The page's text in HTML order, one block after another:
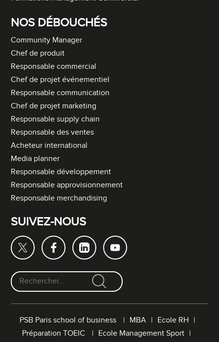
NOS DÉBOUCHÉS
Community Manager
Chef de produit
Responsable commercial
Chef de projet événementiel
Responsable communication
Chef de projet marketing
Responsable supply chain
Responsable des ventes
Acheteur international
Media planner
Responsable développement
Responsable approvisionnement
Responsable merchandising
SUIVEZ-NOUS
F
PSB Paris school of business MBA
Ecole RH
Préparation TOEIC
Ecole Management Sport